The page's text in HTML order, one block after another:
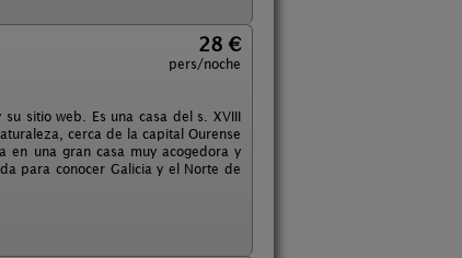
28 €
pers/noche
sitio web. Es una casa del s. XVIII
cerca de la capital Ourense
en una gran casa muy acogedora y
para conocer Galicia y el Norte de